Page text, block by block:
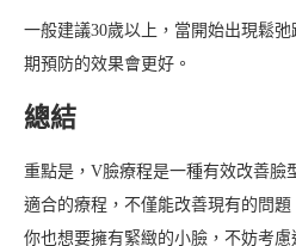
一般建議30歲以上，當開始出現鬆
期預防的效果會更好。
總結
重點是，V臉療程是一種有效改善臉
適合的療程，不僅能改善現有的問
你也想要擁有緊緻的小臉，不妨考慮